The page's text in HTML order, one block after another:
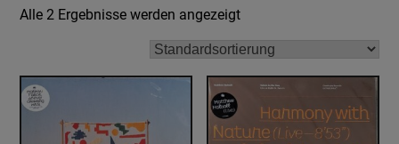
Alle 2 Ergebnisse werden angezeigt